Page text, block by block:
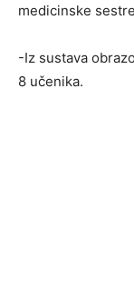
medicinske
-Iz sustava
8 učenika.